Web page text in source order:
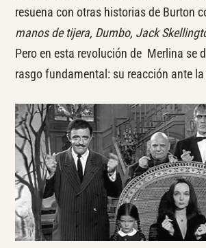
resuena con otras historias de Burton
manos de tijera, Dumbo, Jack
Pero en esta revolución de Merlina se
rasgo fundamental: su reacción ante